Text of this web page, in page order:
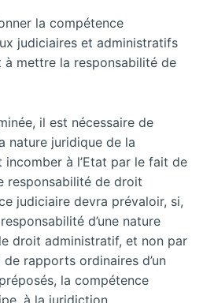
la compétence
judiciaires et administratifs
à mettre la responsabilité de
il est nécessaire de
nature juridique de la
à l’Etat par le fait de
responsabilité de droit
judiciaire devra prévaloir, si,
d’une nature
droit administratif, et non par
rapports ordinaires d’un
la compétence
à la juridiction